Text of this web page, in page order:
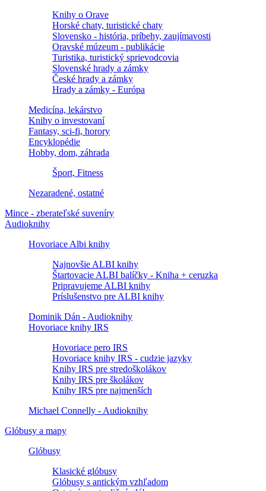
Knihy o Orave
Horské chaty, turistické chaty
Slovensko - história, príbehy, zaujímavosti
Oravské múzeum - publikácie
Turistika, turistický sprievodcovia
Slovenské hrady a zámky
České hrady a zámky
Hrady a zámky - Európa
Medicína, lekárstvo
Knihy o investovaní
Fantasy, sci-fi, horory
Encyklopédie
Hobby, dom, záhrada
Šport, Fitness
Nezaradené, ostatné
Mince - zberateľské suveníry
Audioknihy
Hovoriace Albi knihy
Najnovšie ALBI knihy
Štartovacie ALBI balíčky - Kniha + ceruzka
Pripravujeme ALBI knihy
Príslušenstvo pre ALBI knihy
Dominik Dán - Audioknihy
Hovoriace knihy IRS
Hovoriace pero IRS
Hovoriace knihy IRS - cudzie jazyky
Knihy IRS pre stredoškolákov
Knihy IRS pre školákov
Knihy IRS pre najmenších
Michael Connelly - Audioknihy
Glóbusy a mapy
Glóbusy
Klasické glóbusy
Glóbusy s antickým vzhľadom